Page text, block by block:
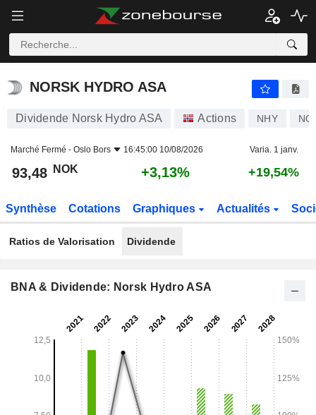
NORSK HYDRO ASA
NORSK HYDRO ASA
Dividende Norsk Hydro ASA Actions NHY
Marché Fermé - Oslo Bors 16:45:00 10/08/2026 Varia. 1 janv.
93,48 NOK +3,13% +19,54%
Synthèse Cotations Graphiques Actualités
Ratios de Valorisation Dividende
BNA & Dividende: Norsk Hydro ASA